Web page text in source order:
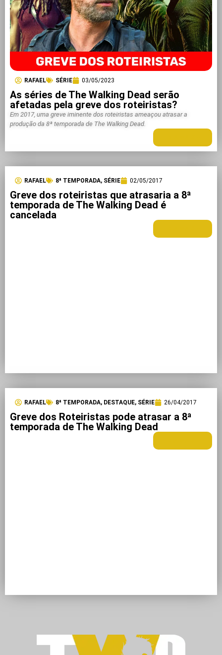
RAFAEL SÉRIE 03/05/2023
As séries de The Walking Dead serão
afetadas pela greve dos roteiristas?
Em 2017, uma greve iminente dos roteiristas ameaçou atrasar a
produção da 8ª temporada de The Walking Dead.
RAFAEL 8ª TEMPORADA, SÉRIE 02/05/2017
Greve dos roteiristas que atrasaria a 8ª
temporada de The Walking Dead é
cancelada
RAFAEL 8ª TEMPORADA, DESTAQUE, SÉRIE 26/04/2017
Greve dos Roteiristas pode atrasar a 8ª
temporada de The Walking Dead